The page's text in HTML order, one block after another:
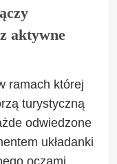
aktywne
ramach której
turystyczną
odwiedzone
układanki
oczami